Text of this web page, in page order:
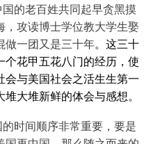
的老百姓共同起早贪黑摸
，攻读博士学位教大学生娶
做一团又是三十年。
这三十
个花甲五花八门的经历，使
会与美国社会之活生生第一
大堆新鲜的体会与感想。
时间顺序非常重要，要是